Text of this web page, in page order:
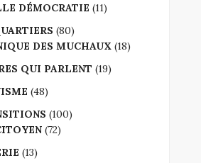
DÉMOCRATIE (11)
(80)
DES MUCHAUX (18)
QUI PARLENT (19)
(48)
(100)
(72)
(13)